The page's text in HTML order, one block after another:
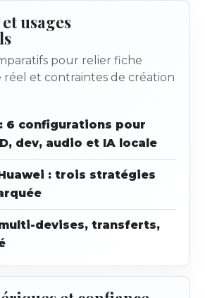
usages
pour relier fiche
et contraintes de création
6 configurations pour
dev, audio et IA locale
: trois stratégies
devises, transferts,